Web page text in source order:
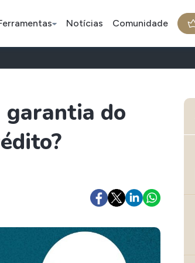
Notícias Comunidade
Ação
Petrobras
Apple
Amazon
Criptomoedas
Ethereum
garantia do